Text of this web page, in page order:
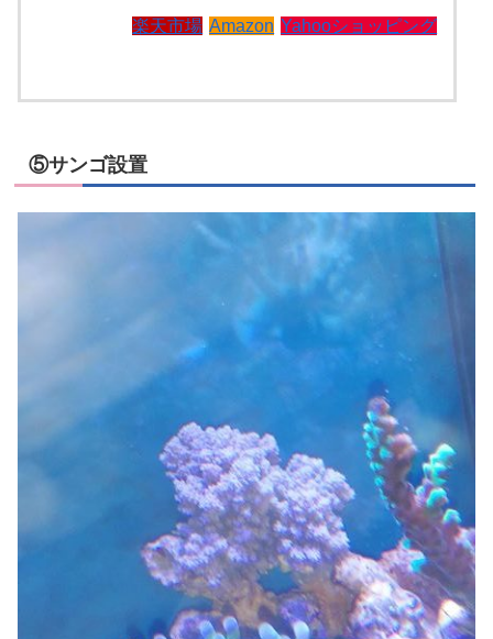
楽天市場 Amazon Yahooショッピング
⑤サンゴ設置